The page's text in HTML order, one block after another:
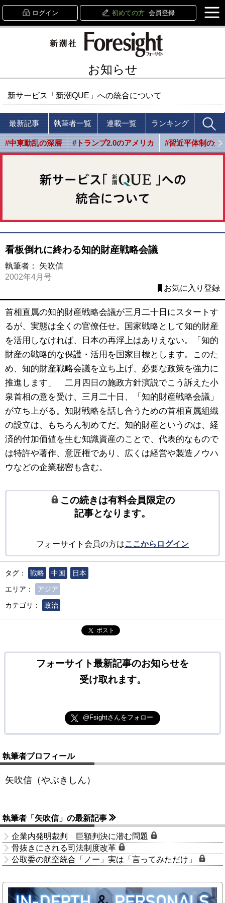
ログイン 初めての方 会員登録
お知らせ
新サービス「新潮QUE」への統合について
最新記事 執筆者一覧 連載一覧 ランキング
#中東動乱の深層 #トランプ2.0のアメリカ #習近平体制の光
看板倒れに終わる知的財産戦略会議
執筆者： 矢吹信
2002年4月号
お気に入り登録
首相直属の知的財産戦略会議が三月二十日にスタートす
るが、実態は全くの官僚任せ。国家戦略として知的財産
を活用しなければ、日本の再浮上はありえない。「知的
財産の戦略的な保護・活用を国家目標とします。このた
め、知的財産戦略会議を立ち上げ、必要な政策を強力に
推進します」 二月四日の施政方針演説でこう訴えた小
泉首相の意を受け、三月二十日、「知的財産戦略会議」
が立ち上がる。知財戦略を話し合うための首相直属組織
の設立は、もちろん初めてだ。知的財産というのは、経
済的付加価値を生む知識資産のことで、代表的なもので
は特許や著作、意匠権であり、広くは経営や製造ノウハ
ウなどの企業秘密も含む。
この続きは有料会員限定の
記事となります。
フォーサイト会員の方はここからログイン
タグ： 戦略 中国
日本
エリア：
アジア
カテゴリ：
政治
ポスト
フォーサイト最新記事のお知らせを
受け取れます。
@Fsightさんをフォロー
執筆者プロフィール
矢吹信（やぶきしん）
執筆者「矢吹信」の最新記事
企業内発明裁判 巨額判決に潜む問題
骨抜きにされる司法制度改革
公取委の航空統合「ノー」実は「言ってみただけ」